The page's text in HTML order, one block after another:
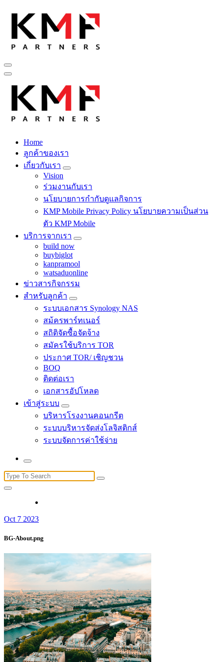
content
Fintech สำหรับวงการรับเหมาก่อสร้าง สู่อนาคตที่ดีกว่าไปพร้อม
กับเรา เพราะโอกาสรอไม่ได้
Fintech สำหรับวงการรับเหมาก่อสร้าง สู่อนาคตที่ดีกว่าไปพร้อม
กับเรา เพราะโอกาสรอไม่ได้
Home
ลูกค้าของเรา
เกี่ยวกับเรา
Vision
ร่วมงานกับเรา
นโยบายการกำกับดูแลกิจการ
KMP Mobile Privacy Policy นโยบายความเป็นส่วน
ตัว KMP Mobile
บริการจากเรา
build now
buybiglot
kanpramool
watsaduonline
ข่าวสารกิจกรรม
สำหรับลูกค้า
ระบบเอกสาร Synology NAS
สม้ครพาร์ทเนอร์
สถิติจัดซื้อจัดจ้าง
สมัครใช้บริการ TOR
ประกาศ TOR/ เชิญชวน
BOQ
ติดต่อเรา
เอกสารอัปโหลด
เข้าสู่ระบบ
บริหารโรงงานคอนกรีต
ระบบบริหารจัดส่งโลจิสติกส์
ระบบจัดการค่าใช้จ่าย
Search
for:
Oct 7 2023
BG-About.png